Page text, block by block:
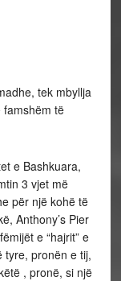
tek mbyllja
të
e Bashkuara,
3 vjet më
për një kohë të
Anthony’s Pier
e “hajrit” e
tyre, pronën e tij,
, pronë, si një